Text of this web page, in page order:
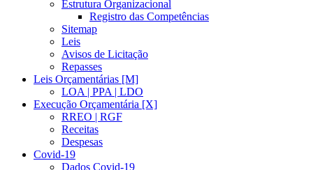
Estrutura Organizacional
Registro das Competências
Sitemap
Leis
Avisos de Licitação
Repasses
Leis Orçamentárias [M]
LOA | PPA | LDO
Execução Orçamentária [X]
RREO | RGF
Receitas
Despesas
Covid-19
Dados Covid-19